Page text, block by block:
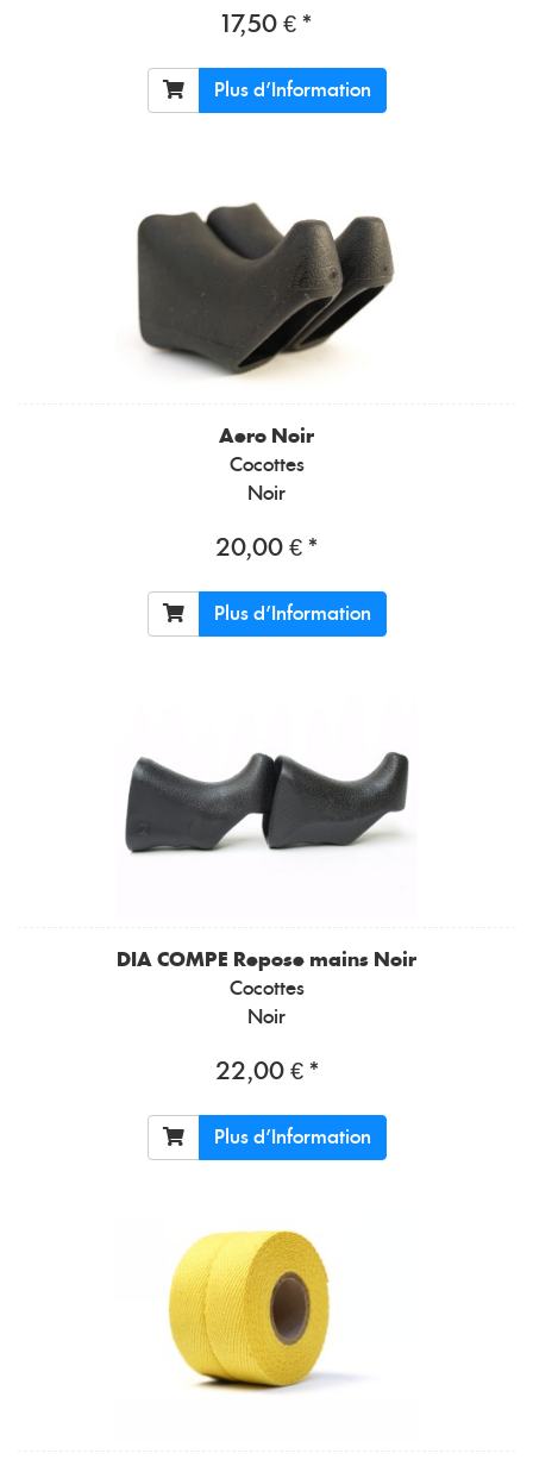
17,50 € *
Plus d'Information
Aero Noir
Cocottes
Noir
20,00 € *
Plus d'Information
DIA COMPE Repose mains Noir
Cocottes
Noir
22,00 € *
Plus d'Information